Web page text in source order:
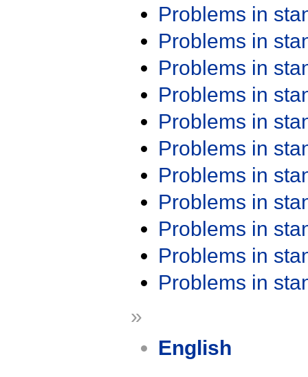
Problems in
Problems in
Problems in
Problems in
Problems in
Problems in
Problems in
Problems in
Problems in
Problems in
Problems in
»
English